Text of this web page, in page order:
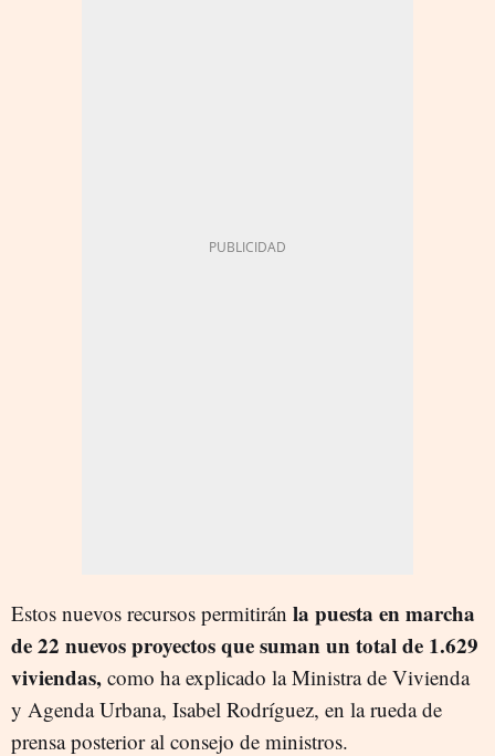
Estos nuevos recursos permitirán la puesta en marcha
de 22 nuevos proyectos que suman un total de 1.629
viviendas, como ha explicado la Ministra de Vivienda
y Agenda Urbana, Isabel Rodríguez, en la rueda de
prensa posterior al consejo de ministros.